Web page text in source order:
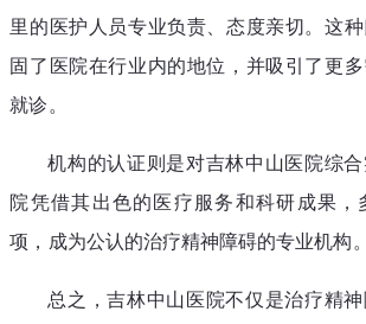
里的医护人员专业负责、态度亲切。这
固了医院在行业内的地位，并吸引了更
就诊。
机构的认证则是对吉林中山医院综
院凭借其出色的医疗服务和科研成果，
项，成为公认的治疗精神障碍的专业机构。
总之，吉林中山医院不仅是治疗精神